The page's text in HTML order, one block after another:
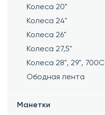
Колеса 20"
Колеса 24"
Колеса 26"
Колеса 27,5"
Колеса 28", 29", 700С
Ободная лента
Манетки